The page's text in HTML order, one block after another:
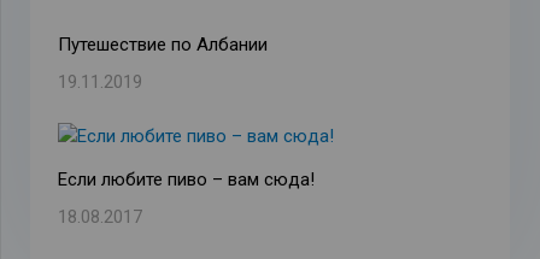
Путешествие по Албании
19.11.2019
Если любите пиво – вам сюда!
18.08.2017